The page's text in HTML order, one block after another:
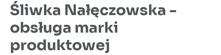
Śliwka Nałęczowska -
obsługa marki
produktowej